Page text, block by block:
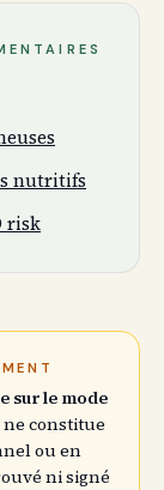
nutritifs
risk
sur le mode
constitue
ou en
ni signé